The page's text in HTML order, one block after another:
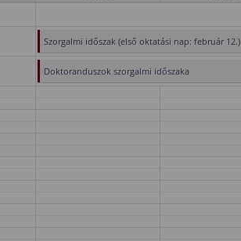
Szorgalmi időszak (első oktatási nap: február 12.)
Doktoranduszok szorgalmi időszaka